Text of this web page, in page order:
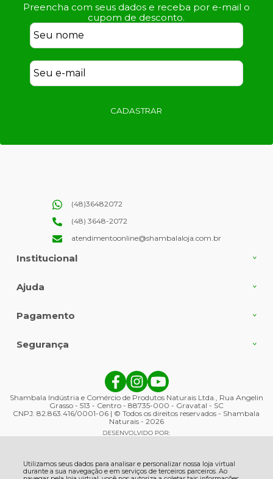
Utilizamos seus dados para analisar e personalizar nossa loja virtual
durante a sua navegação e em serviços de terceiros parceiros. Ao
Preencha com seus dados e receba por e-mail o
cupom de desconto.
CADASTRAR
Institucional
Ajuda
(48)36482072
(48) 3648-2072
atendimentoonline@shambalaloja.com.br
Pagamento
Segurança
Shambala Indústria e Comércio de Produtos Naturais Ltda., Rua Angelin
Grasso - 513 - Centro - 88735-000 - Gravatal - SC
CNPJ: 82.863.416/0001-06 | © Todos os direitos reservados - Shambala
Naturais - 2026